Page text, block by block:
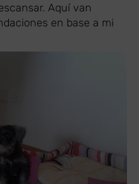
Aquí van
en base a mi